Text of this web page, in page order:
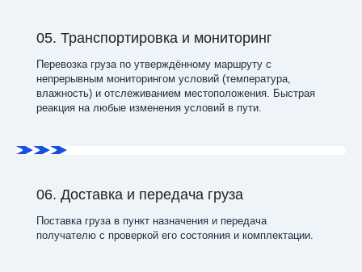
05. Транспортировка и мониторинг
Перевозка груза по утверждённому маршруту с
непрерывным мониторингом условий (температура,
влажность) и отслеживанием местоположения. Быстрая
реакция на любые изменения условий в пути.
06. Доставка и передача груза
Поставка груза в пункт назначения и передача
получателю с проверкой его состояния и комплектации.